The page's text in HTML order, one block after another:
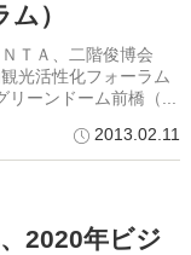
）
ＴＡ、二階俊博会
光活性化フォーラム
リーンドーム前橋（...
2013.02.11
2020年ビジ